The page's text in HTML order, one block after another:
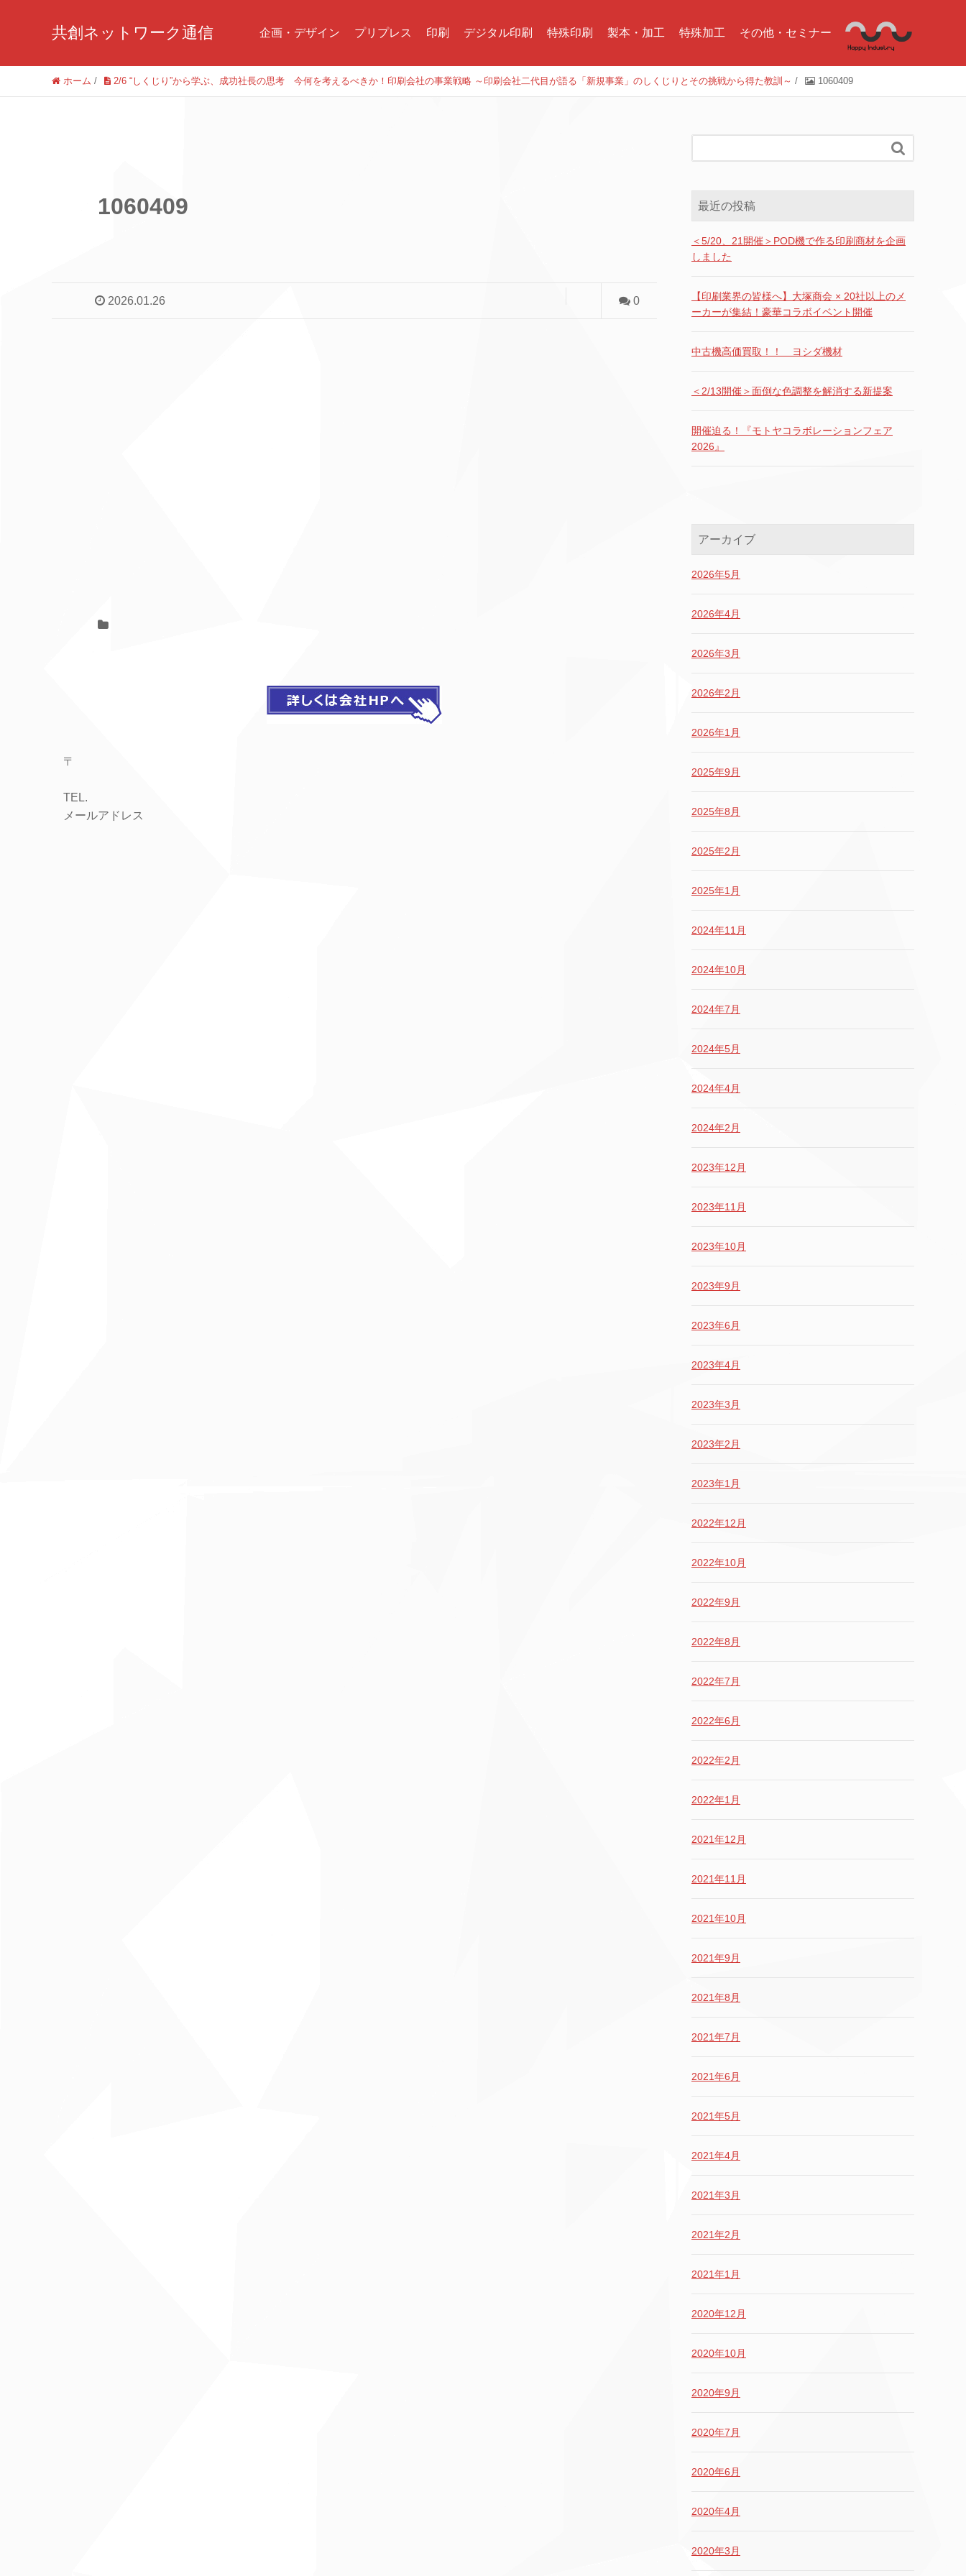
共創ネットワーク通信 企画・デザイン プリプレス 印刷 デジタル印刷 特殊印刷 製本・加工 特殊加工 その他・セミナー
ホーム / 2/6 “しくじり”から学ぶ、成功社長の思考 今何を考えるべきか！印刷会社の事業戦略 ～印刷会社二代目が語る「新規事業」のしくじりとその挑戦から得た教訓～ / 1060409
1060409
2026.01.26 0
〒
TEL.
メールアドレス

最近の投稿
＜5/20、21開催＞POD機で作る印刷商材を企画
しました
【印刷業界の皆様へ】大塚商会 × 20社以上のメ
ーカーが集結！豪華コラボイベント開催
中古機高価買取！！ ヨシダ機材
＜2/13開催＞面倒な色調整を解消する新提案
開催迫る！『モトヤコラボレーションフェア
2026』
アーカイブ
2026年5月
2026年4月
2026年3月
2026年2月
2026年1月
2025年9月
2025年8月
2025年2月
2025年1月
2024年11月
2024年10月
2024年7月
2024年5月
2024年4月
2024年2月
2023年12月
2023年11月
2023年10月
2023年9月
2023年6月
2023年4月
2023年3月
2023年2月
2023年1月
2022年12月
2022年10月
2022年9月
2022年8月
2022年7月
2022年6月
2022年2月
2022年1月
2021年12月
2021年11月
2021年10月
2021年9月
2021年8月
2021年7月
2021年6月
2021年5月
2021年4月
2021年3月
2021年2月
2021年1月
2020年12月
2020年10月
2020年9月
2020年7月
2020年6月
2020年4月
2020年3月